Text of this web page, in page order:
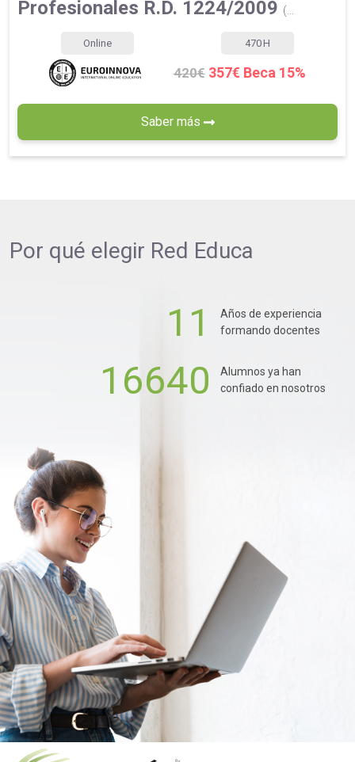
Profesionales R.D. 1224/2009 (...
Online 470 H
420€ 357€ Beca 15%
Saber más
Por qué elegir Red Educa
11
Años de experiencia
formando docentes
16640
Alumnos ya han
confiado en nosotros